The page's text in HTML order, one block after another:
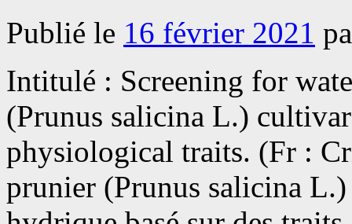
Publié le 16 février 2021
Intitulé : Screening for
(Prunus salicina L.)
physiological traits. (Fr :
prunier (Prunus salicina